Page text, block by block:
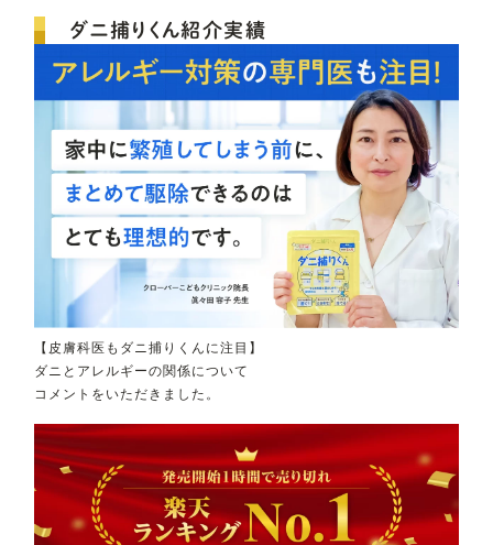
ダニ捕りくん紹介実績
【皮膚科医もダニ捕りくんに注目】
ダニとアレルギーの関係について
コメントをいただきました。